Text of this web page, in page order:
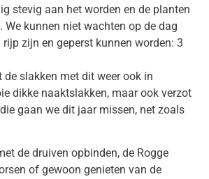
stevig aan het worden en de planten
We kunnen niet wachten op de dag
zijn en geperst kunnen worden: 3
slakken met dit weer ook in
dikke naaktslakken, maar ook verzot
gaan we dit jaar missen, net zoals
de druiven opbinden, de Rogge
of gewoon genieten van de